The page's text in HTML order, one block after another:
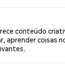
conteúdo
aprender coisas